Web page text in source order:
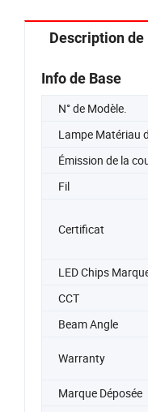
Description
Info de Base
N° de Modèle.
Lampe Matériau
Émission de la
Fil
Certificat
LED Chips
CCT
Beam Angle
Warranty
Marque Déposée